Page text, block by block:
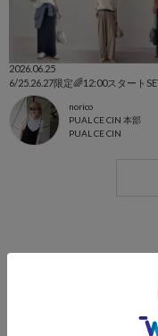
2026.06.25
norico
PUAL CE CIN 本部
PUAL CE CIN
この商品を